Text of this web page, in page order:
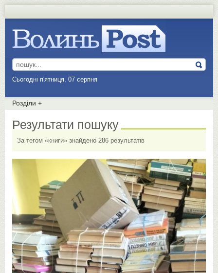
Сьогодні п'ятниця, 07 серпня
Розділи +
Результати пошуку
За тегом «книги» знайдено 286 результатів